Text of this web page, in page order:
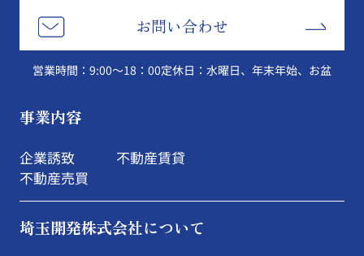
お問い合わせ
営業時間：9:00～18：00定休日：水曜日、年末年始、お盆
事業内容
企業誘致
不動産売買
不動産賃貸
埼玉開発株式会社について